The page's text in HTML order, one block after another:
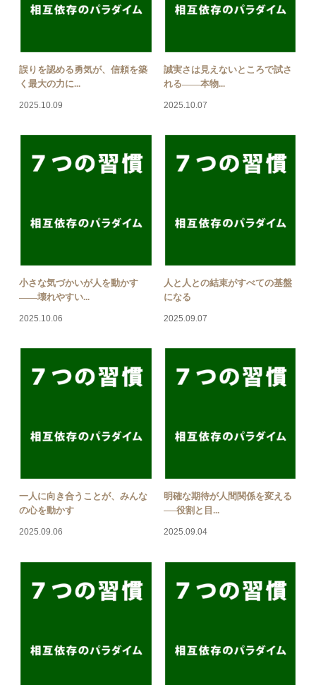
誤りを認める勇気が、信頼を築
く最大の力に...
2025.10.09
誠実さは見えないところで試さ
れる――本物...
2025.10.07
小さな気づかいが人を動かす
――壊れやすい...
2025.10.06
人と人との結束がすべての基盤
になる
2025.09.07
一人に向き合うことが、みんな
の心を動かす
2025.09.06
明確な期待が人間関係を変える
──役割と目...
2025.09.04